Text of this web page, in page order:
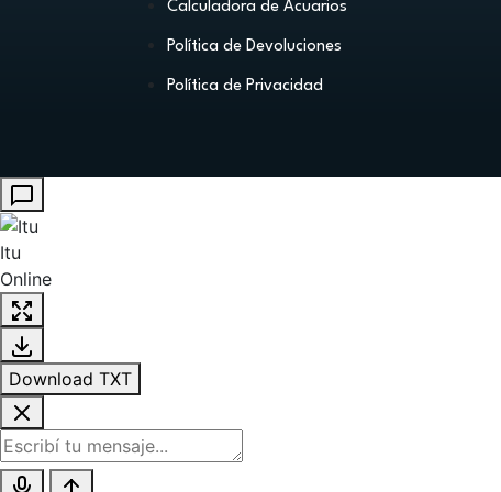
Calculadora de Acuarios
Política de Devoluciones
Política de Privacidad
Itu
Online
Download TXT